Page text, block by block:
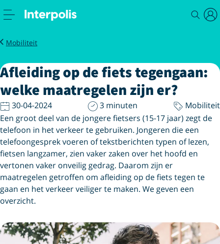
Magazine
Mobiliteit
Maatregelen tegen afleiding op de fiets
Afleiding op de fiets tegengaan:
welke maatregelen zijn er?
30-04-2024 3 minuten
Mobiliteit
Een groot deel van de jongere fietsers (15-17 jaar) zegt de
telefoon in het verkeer te gebruiken. Jongeren die een
telefoongesprek voeren of tekstberichten typen of lezen,
fietsen langzamer, zien vaker zaken over het hoofd en
vertonen vaker onveilig gedrag. Daarom zijn er
maatregelen getroffen om afleiding op de fiets tegen te
gaan en het verkeer veiliger te maken. We geven een
overzicht.